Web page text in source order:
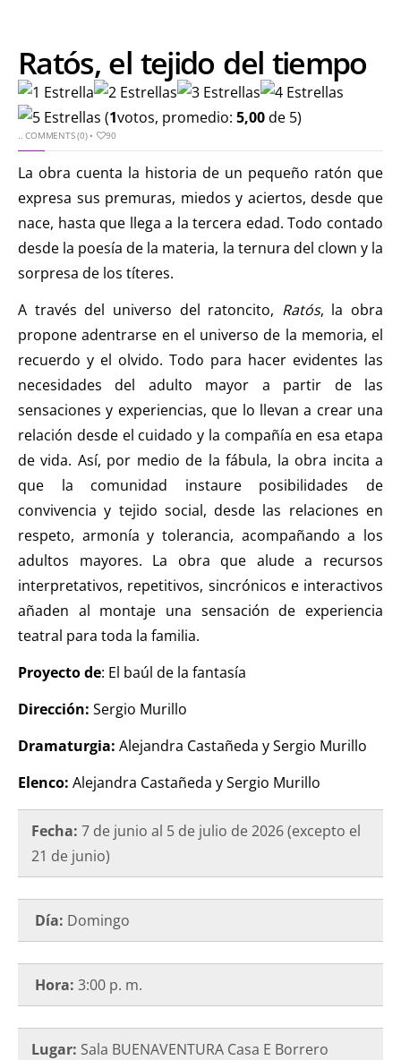
Ratós, el tejido del tiempo
(1votos, promedio: 5,00de 5)
..COMMENTS (0)• 90
La obra cuenta la historia de un pequeño ratón que
expresa sus premuras, miedos y aciertos, desde que
nace, hasta que llega a la tercera edad. Todo contado
desde la poesía de la materia, la ternura del clown y la
sorpresa de los títeres.
A través del universo del ratoncito, Ratós, la obra
propone adentrarse en el universo de la memoria, el
recuerdo y el olvido. Todo para hacer evidentes las
necesidades del adulto mayor a partir de las
sensaciones y experiencias, que lo llevan a crear una
relación desde el cuidado y la compañía en esa etapa
de vida. Así, por medio de la fábula, la obra incita a
que la comunidad instaure posibilidades de
convivencia y tejido social, desde las relaciones en
respeto, armonía y tolerancia, acompañando a los
adultos mayores. La obra que alude a recursos
interpretativos, repetitivos, sincrónicos e interactivos
añaden al montaje una sensación de experiencia
teatral para toda la familia.
Proyecto de: El baúl de la fantasía
Dirección: Sergio Murillo
Dramaturgia: Alejandra Castañeda y Sergio Murillo
Elenco: Alejandra Castañeda y Sergio Murillo
Fecha: 7 de junio al 5 de julio de 2026 (excepto el
21 de junio)
Día: Domingo
Hora: 3:00 p. m.
Lugar: Sala BUENAVENTURA Casa E Borrero